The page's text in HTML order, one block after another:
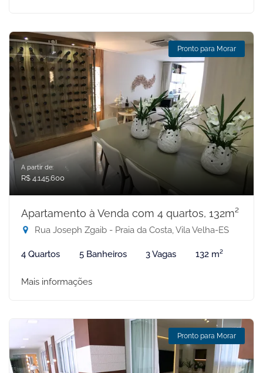
Pronto para Morar
A partir de:
R$ 4.145.600
Apartamento à Venda com 4 quartos, 132m²
Rua Joseph Zgaib - Praia da Costa, Vila Velha-ES
4 Quartos 5 Banheiros 3 Vagas 132 m²
Mais informações
Pronto para Morar